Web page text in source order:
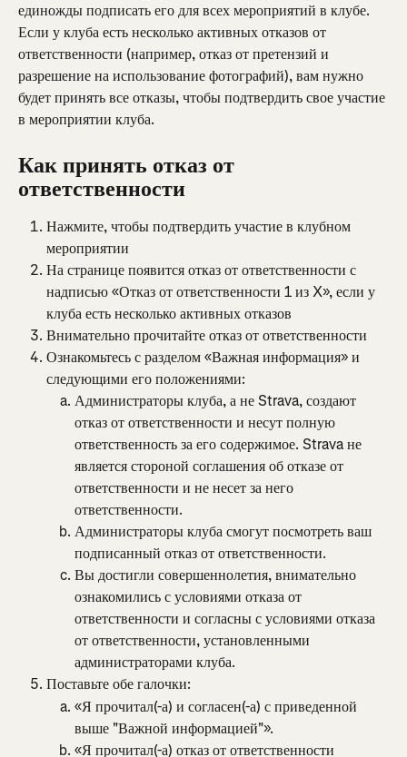
единожды подписать его для всех мероприятий в клубе.
Если у клуба есть несколько активных отказов от
ответственности (например, отказ от претензий и
разрешение на использование фотографий), вам нужно
будет принять все отказы, чтобы подтвердить свое участие
в мероприятии клуба.
Как принять отказ от
ответственности
Нажмите, чтобы подтвердить участие в клубном
мероприятии
На странице появится отказ от ответственности с
надписью «Отказ от ответственности 1 из X», если у
клуба есть несколько активных отказов
Внимательно прочитайте отказ от ответственности
Ознакомьтесь с разделом «Важная информация» и
следующими его положениями:
Администраторы клуба, а не Strava, создают
отказ от ответственности и несут полную
ответственность за его содержимое. Strava не
является стороной соглашения об отказе от
ответственности и не несет за него
ответственности.
Администраторы клуба смогут посмотреть ваш
подписанный отказ от ответственности.
Вы достигли совершеннолетия, внимательно
ознакомились с условиями отказа от
ответственности и согласны с условиями отказа
от ответственности, установленными
администраторами клуба.
Поставьте обе галочки:
«Я прочитал(-а) и согласен(-а) с приведенной
выше "Важной информацией"».
«Я прочитал(-а) отказ от ответственности